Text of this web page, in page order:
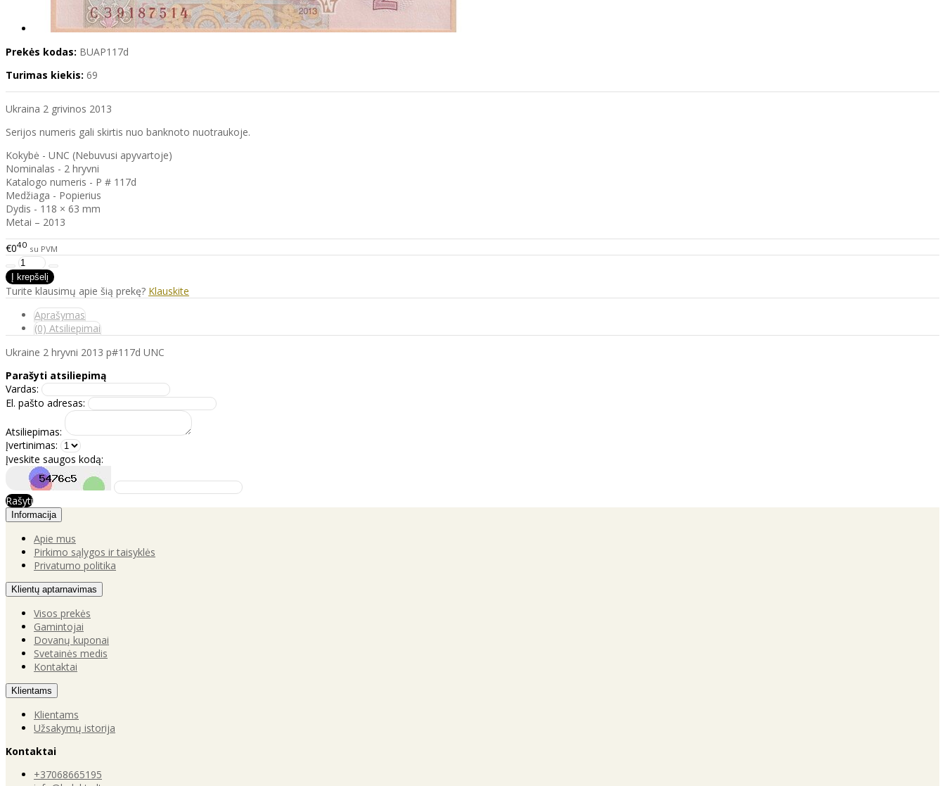
Prekės kodas: BUAP117d
Turimas kiekis: 69
Ukraina 2 grivinos 2013
Serijos numeris gali skirtis nuo banknoto nuotraukoje.
Kokybė - UNC (Nebuvusi apyvartoje)
Nominalas - 2 hryvni
Katalogo numeris - P # 117d
Medžiaga - Popierius
Dydis - 118 × 63 mm
Metai – 2013
€040 su PVM
Turite klausimų apie šią prekę? Klauskite
Aprašymas
(0) Atsiliepimai
Ukraine 2 hryvni 2013 p#117d UNC
Parašyti atsiliepimą
Vardas:
El. pašto adresas:
Atsiliepimas:
Įvertinimas:
Įveskite saugos kodą:
Rašyti
Informacija
Apie mus
Pirkimo sąlygos ir taisyklės
Privatumo politika
Klientų aptarnavimas
Visos prekės
Gamintojai
Dovanų kuponai
Svetainės medis
Kontaktai
Klientams
Klientams
Užsakymų istorija
Kontaktai
+37068665195